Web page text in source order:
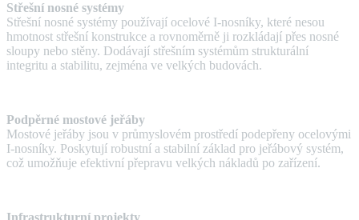
Střešní nosné systémy
Střešní nosné systémy používají ocelové I-nosníky, které nesou
hmotnost střešní konstrukce a rovnoměrně ji rozkládají přes nosné
sloupy nebo stěny. Dodávají střešním systémům strukturální
integritu a stabilitu, zejména ve velkých budovách.
Podpěrné mostové jeřáby
Mostové jeřáby jsou v průmyslovém prostředí podepřeny ocelovými
I-nosníky. Poskytují robustní a stabilní základ pro jeřábový systém,
což umožňuje efektivní přepravu velkých nákladů po zařízení.